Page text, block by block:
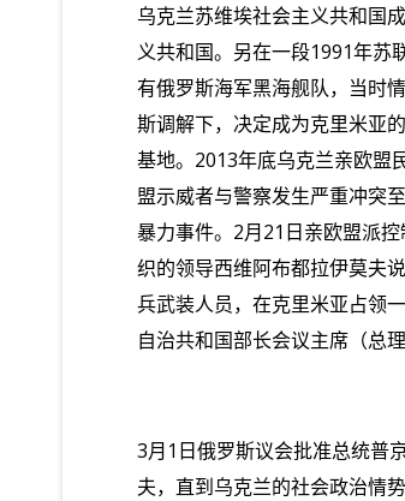
乌克兰苏维埃社会主义共和国
义共和国。另在一段1991年苏
有俄罗斯海军黑海舰队，当时
斯调解下，决定成为克里米亚
基地。 2013年底乌克兰亲欧盟
盟示威者与警察发生严重冲突
暴力事件。 2月21 日亲欧盟派
织的领导西维阿布都拉伊莫夫
兵武装人员，在克里米亚占领
自治共和国部长会议主席（总
3月1 日俄罗斯议会批准总统普
夫，直到乌克兰的社会政治情势